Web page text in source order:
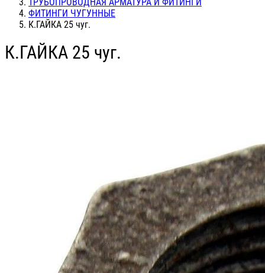
ФИТИНГИ ЧУГУННЫЕ
К.ГАЙКА 25 чуг.
К.ГАЙКА 25 чуг.